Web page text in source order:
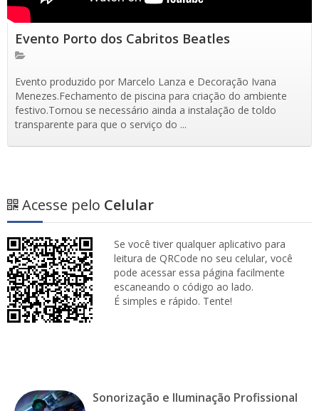
Evento Porto dos Cabritos Beatles
Evento produzido por Marcelo Lanza e Decoração Ivana
Menezes.Fechamento de piscina para criação do ambiente
festivo.Tornou se necessário ainda a instalação de toldo
transparente para que o serviço do ...
Acesse pelo Celular
Se você tiver qualquer aplicativo para
leitura de QRCode no seu celular, você
pode acessar essa página facilmente
escaneando o código ao lado.
É simples e rápido. Tente!
Sonorização e Iluminação Profissional